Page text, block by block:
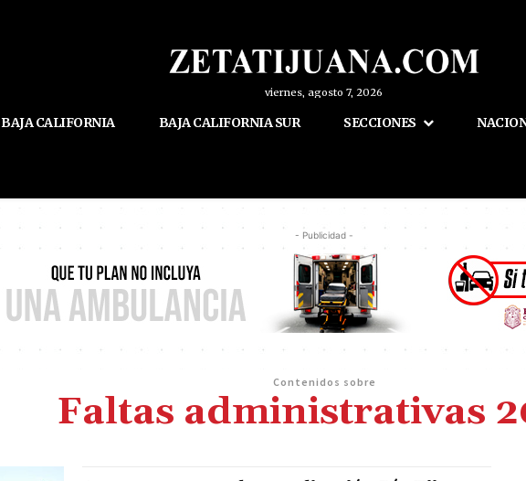
viernes, agosto 7, 2026
BAJA CALIFORNIA BAJA CALIFORNIA SUR SECCIONES
- Publicidad -
Contenidos sobre
Faltas administrativas